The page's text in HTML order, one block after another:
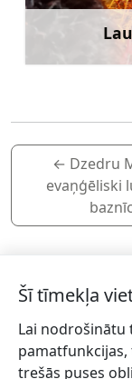
← Dzedru
evaņģēliski
Šī tīmekļa
Lai nodrošinātu
trešās puses